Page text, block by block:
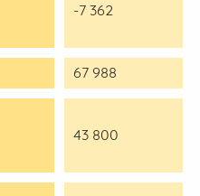
-7 362
67 988
43 800